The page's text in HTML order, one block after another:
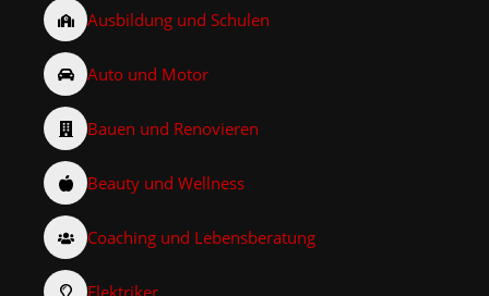
Ausbildung und Schulen
Auto und Motor
Bauen und Renovieren
Beauty und Wellness
Coaching und Lebensberatung
Elektriker